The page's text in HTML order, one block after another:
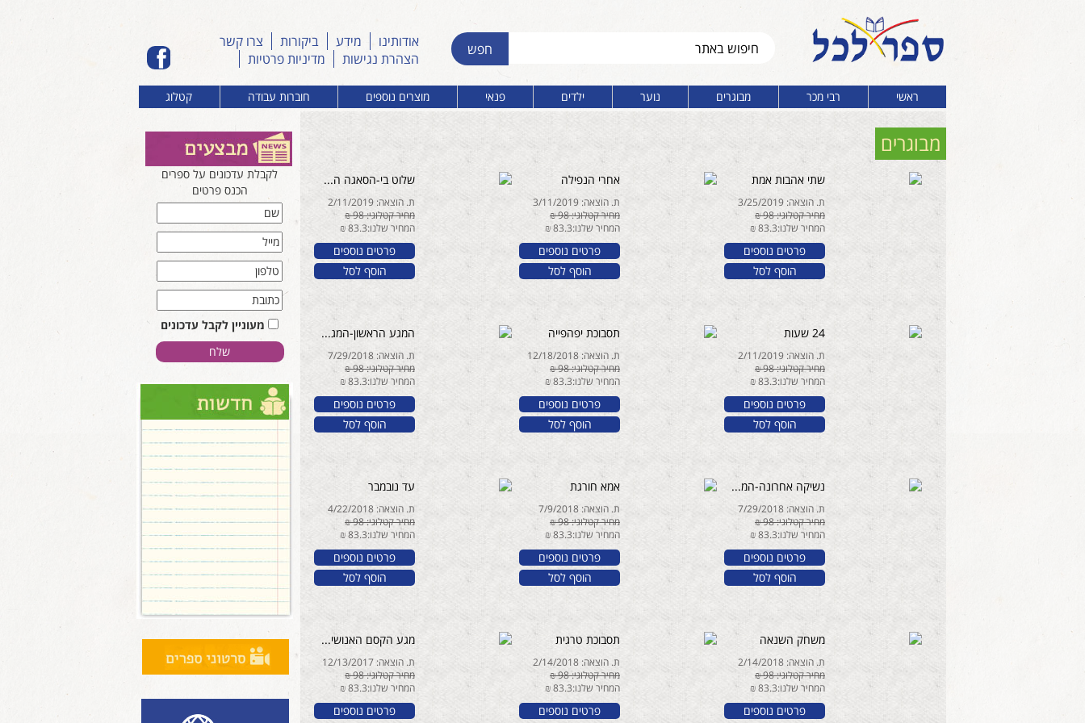
אודותינו מידע ביקורות
צרו קשר
הצהרת נגישות
מדיניות פרטיות
ראשי רבי מכר מבוגרים נוער ילדים פנאי מוצרים נוספים חוברות עבודה קטלוג
מבוגרים
שתי אהבות אמת
ת. הוצאה: 3/25/2019
מחיר קטלוגי: 98 ₪
המחיר שלנו:83.3 ₪
פרטים נוספים
הוסף לסל
אחרי הנפילה
ת. הוצאה: 3/11/2019
מחיר קטלוגי: 98 ₪
המחיר שלנו:83.3 ₪
פרטים נוספים
הוסף לסל
שלוט בי-הסאגה ה...
ת. הוצאה: 2/11/2019
מחיר קטלוגי: 98 ₪
המחיר שלנו:83.3 ₪
פרטים נוספים
הוסף לסל
24 שעות
ת. הוצאה: 2/11/2019
מחיר קטלוגי: 98 ₪
המחיר שלנו:83.3 ₪
פרטים נוספים
הוסף לסל
תסבוכת יפהפייה
ת. הוצאה: 12/18/2018
מחיר קטלוגי: 98 ₪
המחיר שלנו:83.3 ₪
פרטים נוספים
הוסף לסל
המגע הראשון-המג...
ת. הוצאה: 7/29/2018
מחיר קטלוגי: 98 ₪
המחיר שלנו:83.3 ₪
פרטים נוספים
הוסף לסל
נשיקה אחרונה-המ...
ת. הוצאה: 7/29/2018
מחיר קטלוגי: 98 ₪
המחיר שלנו:83.3 ₪
פרטים נוספים
הוסף לסל
אמא חורגת
ת. הוצאה: 7/9/2018
מחיר קטלוגי: 98 ₪
המחיר שלנו:83.3 ₪
פרטים נוספים
הוסף לסל
עד נובמבר
ת. הוצאה: 4/22/2018
מחיר קטלוגי: 98 ₪
המחיר שלנו:83.3 ₪
פרטים נוספים
הוסף לסל
משחק השנאה
ת. הוצאה: 2/14/2018
מחיר קטלוגי: 98 ₪
המחיר שלנו:83.3 ₪
פרטים נוספים
תסבוכת טרגית
ת. הוצאה: 2/14/2018
מחיר קטלוגי: 98 ₪
המחיר שלנו:83.3 ₪
פרטים נוספים
מגע הקסם האנושי...
ת. הוצאה: 12/13/2017
מחיר קטלוגי: 98 ₪
המחיר שלנו:83.3 ₪
פרטים נוספים
לקבלת עדכונים על ספרים
הכנס פרטים
מעוניין לקבל עדכונים